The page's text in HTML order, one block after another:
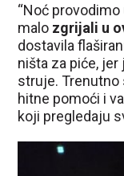
“Noć
malo zgrijali u
dostavila
ništa za piće, jer
struje. Trenutno
hitne pomoći i
koji pregledaju